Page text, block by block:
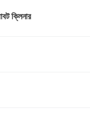
ক্লিনার